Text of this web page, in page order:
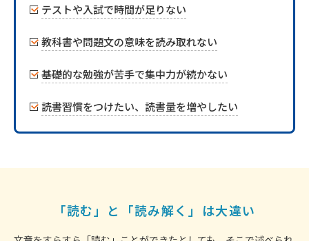
テストや入試で時間が足りない
教科書や問題文の意味を読み取れない
基礎的な勉強が苦手で集中力が続かない
読書習慣をつけたい、読書量を増やしたい
「読む」と「読み解く」は大違い